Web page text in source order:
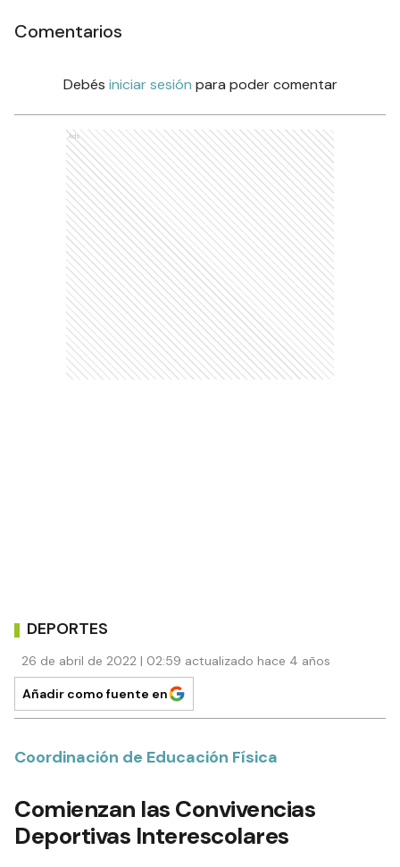
Comentarios
Debés iniciar sesión para poder comentar
Ads
DEPORTES
26 de abril de 2022 | 02:59 actualizado hace 4 años
Añadir como fuente en
Coordinación de Educación Física
Comienzan las Convivencias
Deportivas Interescolares